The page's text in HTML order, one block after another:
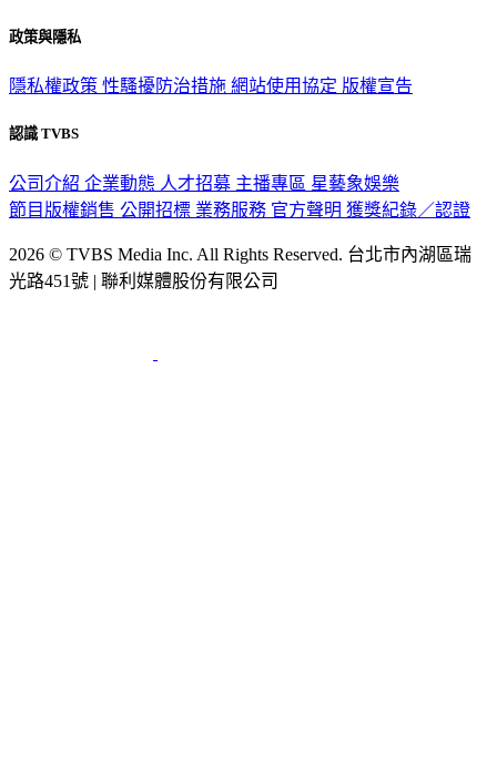
政策與隱私
隱私權政策 性騷擾防治措施 網站使用協定 版權宣告
認識 TVBS
公司介紹 企業動態 人才招募 主播專區 星藝象娛樂
節目版權銷售 公開招標 業務服務 官方聲明 獲獎紀錄／認證
2026 © TVBS Media Inc. All Rights Reserved. 台北市內湖區瑞
光路451號 | 聯利媒體股份有限公司